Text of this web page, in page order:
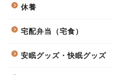
休養
宅配弁当（宅食）
安眠グッズ・快眠グッズ